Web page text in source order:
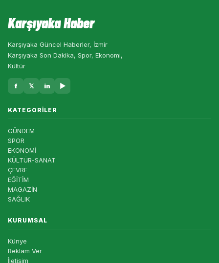
Karşıyaka Haber
Karşıyaka Güncel Haberler, İzmir
Karşıyaka Son Dakika, Spor, Ekonomi,
Kültür
f 𝕏 in ▶
KATEGORILER
GÜNDEM
SPOR
EKONOMİ
KÜLTÜR-SANAT
ÇEVRE
EĞİTİM
MAGAZİN
SAĞLIK
KURUMSAL
Künye
Reklam Ver
İletişim